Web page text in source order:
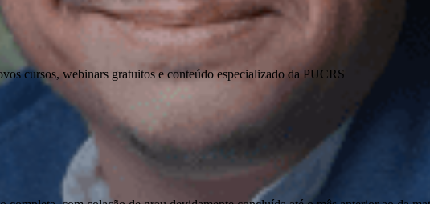
cursos, webinars gratuitos e conteúdo especializado da PUCRS